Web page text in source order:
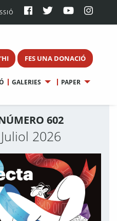
FES UNA DONACIÓ
GALERIES PAPER
602
Juliol 2026